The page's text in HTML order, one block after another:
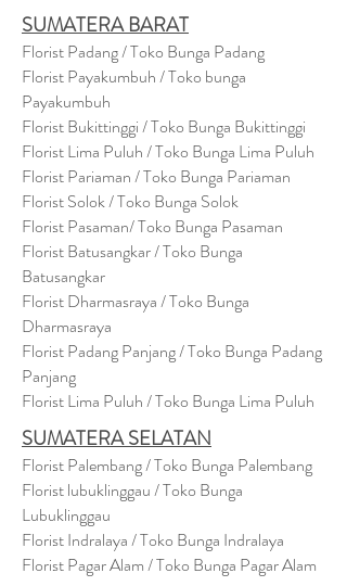
SUMATERA BARAT
Florist Padang / Toko Bunga Padang
Florist Payakumbuh / Toko bunga
Payakumbuh
Florist Bukittinggi / Toko Bunga Bukittinggi
Florist Lima Puluh / Toko Bunga Lima Puluh
Florist Pariaman / Toko Bunga Pariaman
Florist Solok / Toko Bunga Solok
Florist Pasaman/ Toko Bunga Pasaman
Florist Batusangkar / Toko Bunga
Batusangkar
Florist Dharmasraya / Toko Bunga
Dharmasraya
Florist Padang Panjang / Toko Bunga Padang
Panjang
Florist Lima Puluh / Toko Bunga Lima Puluh
SUMATERA SELATAN
Florist Palembang / Toko Bunga Palembang
Florist lubuklinggau / Toko Bunga
Lubuklinggau
Florist Indralaya / Toko Bunga Indralaya
Florist Pagar Alam / Toko Bunga Pagar Alam